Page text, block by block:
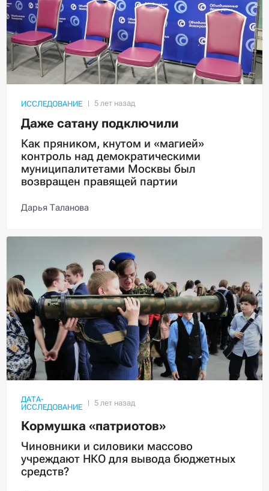
ИССЛЕДОВАНИЕ
Даже сатану подключили
Как пряником, кнутом и «магией»
контроль над демократическими
муниципалитетами Москвы был
возвращен правящей партии
Дарья Таланова
ДАТА-
ИССЛЕДОВАНИЕ
Кормушка «патриотов»
Чиновники и силовики массово
учреждают НКО для вывода бюджетных
средств?